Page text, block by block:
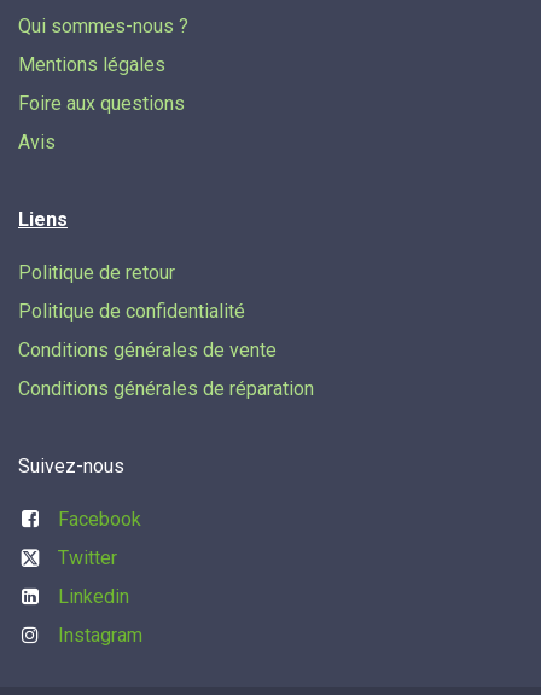
Qui sommes-nous ?
Mentions légales
Foire aux questions
Avis
Liens
Politique de retour
Politique de confidentialité
Conditions générales de vente
Conditions générales de réparation
Suivez-nous
Facebook
Twitter
Linkedin
Instagram